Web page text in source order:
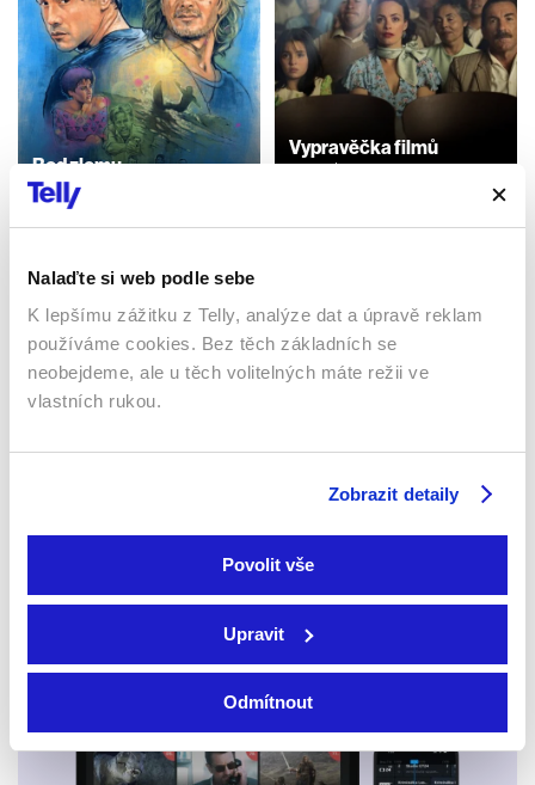
Nalaďte si web podle sebe
K lepšímu zážitku z Telly, analýze dat a úpravě reklam
používáme cookies. Bez těch základních se
neobejdeme, ale u těch volitelných máte režii ve
vlastních rukou.
Zobrazit detaily
Povolit vše
Upravit
Odmítnout
Bod zlomu
1991 | USA | 120 min
Filmy / Krimi / Akční
Vypravěčka filmů
Sledujte kdekoliv až na 6 zařízeních
Sledovat internetovou televizi jde odkudkoliv
po celé EU, a to až na 6 zařízeních.
Smart TV - Android, Google, Samsung, LG, VIDAA